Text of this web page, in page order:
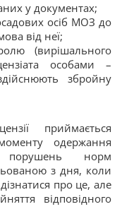
у документах;
осіб МОЗ до
від неї;
(вирішального
особами –
збройну
приймається
одержання
норм
з дня, коли
про це, але
відповідного